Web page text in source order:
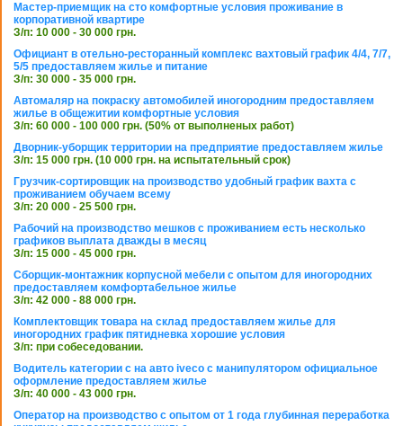
Мастер-приемщик на сто комфортные условия проживание в
корпоративной квартире
З/п: 10 000 - 30 000 грн.
Официант в отельно-ресторанный комплекс вахтовый график 4/4, 7/7,
5/5 предоставляем жилье и питание
З/п: 30 000 - 35 000 грн.
Автомаляр на покраску автомобилей иногородним предоставляем
жилье в общежитии комфортные условия
З/п: 60 000 - 100 000 грн. (50% от выполненых работ)
Дворник-уборщик территории на предприятие предоставляем жилье
З/п: 15 000 грн. (10 000 грн. на испытательный срок)
Грузчик-сортировщик на производство удобный график вахта с
проживанием обучаем всему
З/п: 20 000 - 25 500 грн.
Рабочий на производство мешков с проживанием есть несколько
графиков выплата дважды в месяц
З/п: 15 000 - 45 000 грн.
Сборщик-монтажник корпусной мебели с опытом для иногородних
предоставляем комфортабельное жилье
З/п: 42 000 - 88 000 грн.
Комплектовщик товара на склад предоставляем жилье для
иногородних график пятидневка хорошие условия
З/п: при собеседовании.
Водитель категории с на авто iveco с манипулятором официальное
оформление предоставляем жилье
З/п: 40 000 - 43 000 грн.
Оператор на производство с опытом от 1 года глубинная переработка